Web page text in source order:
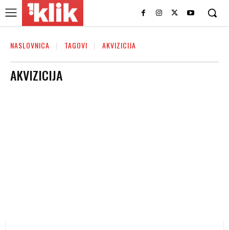
NASLOVNICA TAGOVI AKVIZICIJA
AKVIZICIJA